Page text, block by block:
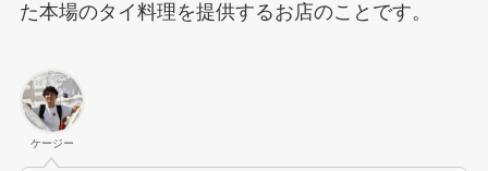
た本場のタイ料理を提供するお店のことです。
ケージー